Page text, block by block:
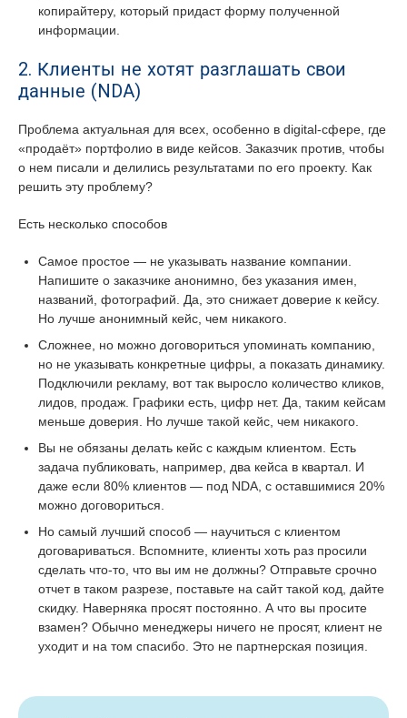
копирайтеру, который придаст форму полученной
информации.
2. Клиенты не хотят разглашать свои
данные (NDA)
Проблема актуальная для всех, особенно в digital-сфере, где
«продаёт» портфолио в виде кейсов. Заказчик против, чтобы
о нем писали и делились результатами по его проекту. Как
решить эту проблему?
Есть несколько способов
Самое простое — не указывать название компании.
Напишите о заказчике анонимно, без указания имен,
названий, фотографий. Да, это снижает доверие к кейсу.
Но лучше анонимный кейс, чем никакого.
Сложнее, но можно договориться упоминать компанию,
но не указывать конкретные цифры, а показать динамику.
Подключили рекламу, вот так выросло количество кликов,
лидов, продаж. Графики есть, цифр нет. Да, таким кейсам
меньше доверия. Но лучше такой кейс, чем никакого.
Вы не обязаны делать кейс с каждым клиентом. Есть
задача публиковать, например, два кейса в квартал. И
даже если 80% клиентов — под NDA, с оставшимися 20%
можно договориться.
Но самый лучший способ — научиться с клиентом
договариваться. Вспомните, клиенты хоть раз просили
сделать что-то, что вы им не должны? Отправьте срочно
отчет в таком разрезе, поставьте на сайт такой код, дайте
скидку. Наверняка просят постоянно. А что вы просите
взамен? Обычно менеджеры ничего не просят, клиент не
уходит и на том спасибо. Это не партнерская позиция.